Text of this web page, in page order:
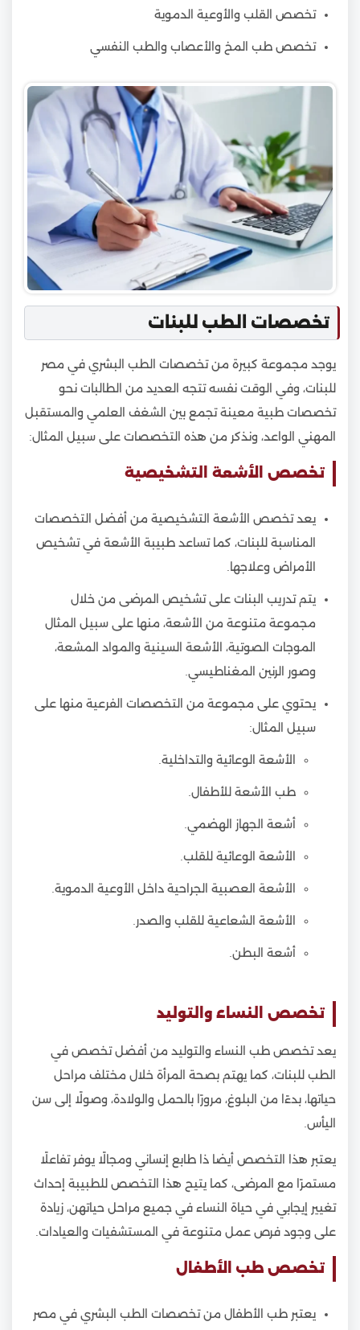
تخصص القلب والأوعية الدموية
تخصص طب المخ والأعصاب والطب النفسي
تخصصات الطب للبنات
يوجد مجموعة كبيرة من تخصصات الطب البشري في مصر
للبنات، وفي الوقت نفسه تتجه العديد من الطالبات نحو
تخصصات طبية معينة تجمع بين الشغف العلمي والمستقبل
المهني الواعد، ونذكر من هذه التخصصات على سبيل المثال:
تخصص الأشعة التشخيصية
يعد تخصص الأشعة التشخيصية من أفضل التخصصات
المناسبة للبنات، كما تساعد طبيبة الأشعة في تشخيص
الأمراض وعلاجها.
يتم تدريب البنات على تشخيص المرضى من خلال
مجموعة متنوعة من الأشعة، منها على سبيل المثال
الموجات الصوتية، الأشعة السينية والمواد المشعة،
وصور الرنين المغناطيسي.
يحتوي على مجموعة من التخصصات الفرعية منها على
سبيل المثال:
الأشعة الوعائية والتداخلية.
طب الأشعة للأطفال.
أشعة الجهاز الهضمي.
الأشعة الوعائية للقلب.
الأشعة العصبية الجراحية داخل الأوعية الدموية.
الأشعة الشعاعية للقلب والصدر.
أشعة البطن.
تخصص النساء والتوليد
يعد تخصص طب النساء والتوليد من أفضل تخصص في
الطب للبنات، كما يهتم بصحة المرأة خلال مختلف مراحل
حياتها، بدءًا من البلوغ، مرورًا بالحمل والولادة، وصولًا إلى سن
اليأس.
يعتبر هذا التخصص أيضا ذا طابع إنساني ومجالًا يوفر تفاعلًا
مستمرًا مع المرضى، كما يتيح هذا التخصص للطبيبة إحداث
تغيير إيجابي في حياة النساء في جميع مراحل حياتهن، زيادة
على وجود فرص عمل متنوعة في المستشفيات والعيادات.
تخصص طب الأطفال
يعتبر طب الأطفال من تخصصات الطب البشري في مصر